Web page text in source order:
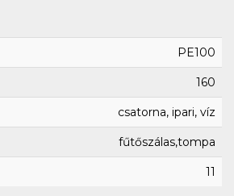
PE100
160
csatorna, ipari, víz
fűtőszálas,tompa
11